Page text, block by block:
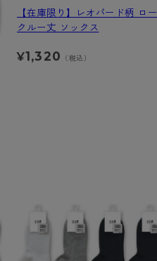
【在庫限り】レオパード柄 ロー
クルー丈 ソックス
¥1,320 （税込）